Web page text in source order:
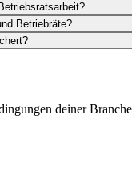
Betriebräte?
deiner